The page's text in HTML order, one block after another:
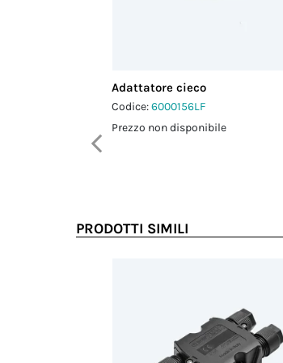
Adattatore cieco
Codice:6000156LF
Prezzo non disponibile
PRODOTTI SIMILI